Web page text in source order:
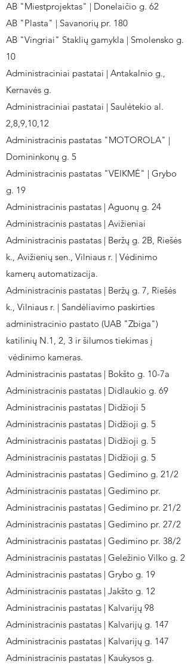
AB "Miestprojektas" | Donelaičio g. 62
AB "Plasta" | Savanorių pr. 180
AB "Vingriai" Staklių gamykla | Smolensko g.
10
Administraciniai pastatai | Antakalnio g.,
Kernavės g.
Administraciniai pastatai | Saulėtekio al.
2,8,9,10,12
Administracinis pastatas "MOTOROLA" |
Domininkonų g. 5
Administracinis pastatas "VEIKMĖ" | Grybo
g. 19
Administracinis pastatas | Aguonų g. 24
Administracinis pastatas | Avižieniai
Administracinis pastatas | Beržų g. 2B, Riešės
k., Avižienių sen., Vilniaus r. | Vėdinimo
kamerų automatizacija.
Administracinis pastatas | Beržų g. 7, Riešės
k., Vilniaus r. | Sandėliavimo paskirties
administracinio pastato (UAB "Zbiga")
katilinių N.1, 2, 3 ir šilumos tiekimas į
vėdinimo kameras.
Administracinis pastatas | Bokšto g. 10-7a
Administracinis pastatas | Didlaukio g. 69
Administracinis pastatas | Didžioji 5
Administracinis pastatas | Didžioji g. 5
Administracinis pastatas | Didžioji g. 5
Administracinis pastatas | Didžioji g. 5
Administracinis pastatas | Gedimino g. 21/2
Administracinis pastatas | Gedimino pr.
Administracinis pastatas | Gedimino pr. 21/2
Administracinis pastatas | Gedimino pr. 27/2
Administracinis pastatas | Gedimino pr. 38/2
Administracinis pastatas | Geležinio Vilko g. 2
Administracinis pastatas | Grybo g. 19
Administracinis pastatas | Jakšto g. 12
Administracinis pastatas | Kalvarijų 98
Administracinis pastatas | Kalvarijų g. 147
Administracinis pastatas | Kalvarijų g. 147
Administracinis pastatas | Kaukysos g.